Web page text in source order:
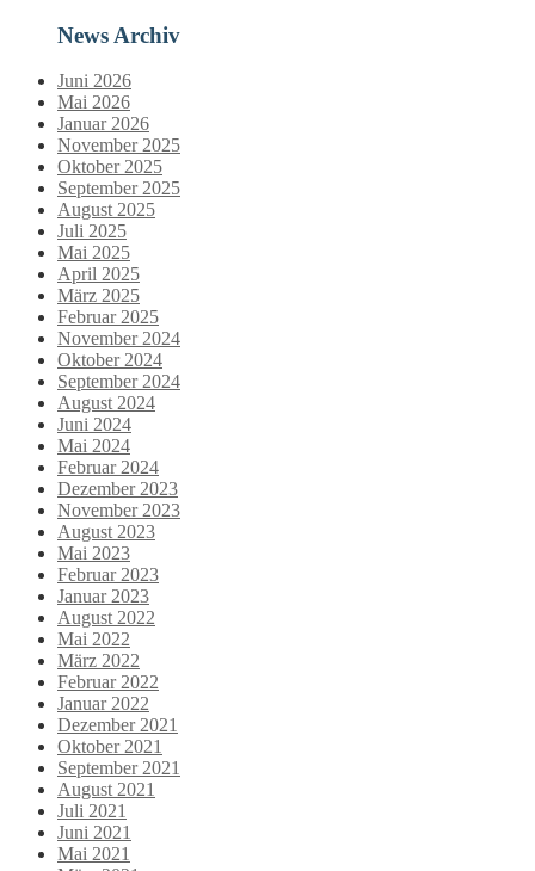
News Archiv
Juni 2026
Mai 2026
Januar 2026
November 2025
Oktober 2025
September 2025
August 2025
Juli 2025
Mai 2025
April 2025
März 2025
Februar 2025
November 2024
Oktober 2024
September 2024
August 2024
Juni 2024
Mai 2024
Februar 2024
Dezember 2023
November 2023
August 2023
Mai 2023
Februar 2023
Januar 2023
August 2022
Mai 2022
März 2022
Februar 2022
Januar 2022
Dezember 2021
Oktober 2021
September 2021
August 2021
Juli 2021
Juni 2021
Mai 2021